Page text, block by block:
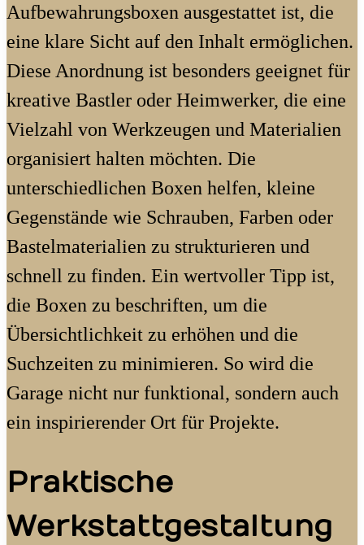
Aufbewahrungsboxen ausgestattet ist, die
eine klare Sicht auf den Inhalt ermöglichen.
Diese Anordnung ist besonders geeignet für
kreative Bastler oder Heimwerker, die eine
Vielzahl von Werkzeugen und Materialien
organisiert halten möchten. Die
unterschiedlichen Boxen helfen, kleine
Gegenstände wie Schrauben, Farben oder
Bastelmaterialien zu strukturieren und
schnell zu finden. Ein wertvoller Tipp ist,
die Boxen zu beschriften, um die
Übersichtlichkeit zu erhöhen und die
Suchzeiten zu minimieren. So wird die
Garage nicht nur funktional, sondern auch
ein inspirierender Ort für Projekte.
Praktische
Werkstattgestaltung